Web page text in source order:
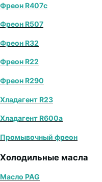
Фреон R407с
Фреон R507
Фреон R32
Фреон R22
Фреон R290
Хладагент R23
Хладагент R600a
Промывочный фреон
Холодильные масла
Масло PAG